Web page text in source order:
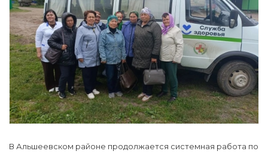
В Альшеевском районе продолжается системная работа по